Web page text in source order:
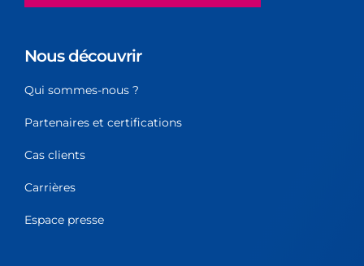
Nous découvrir
Qui sommes-nous ?
Partenaires et certifications
Cas clients
Carrières
Espace presse